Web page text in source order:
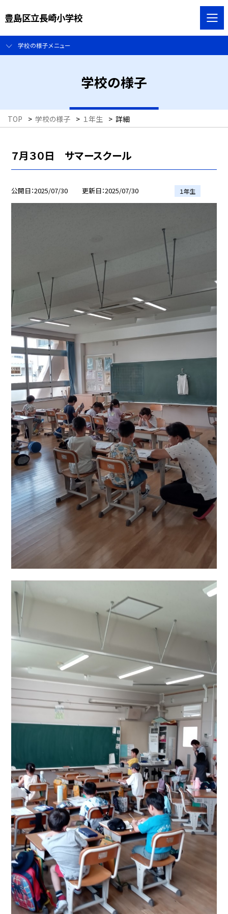
豊島区立長崎小学校
学校の様子メニュー
学校の様子
TOP > 学校の様子 > １年生 > 詳細
７月３０日 サマースクール
公開日 2025/07/30 更新日 2025/07/30 １年生